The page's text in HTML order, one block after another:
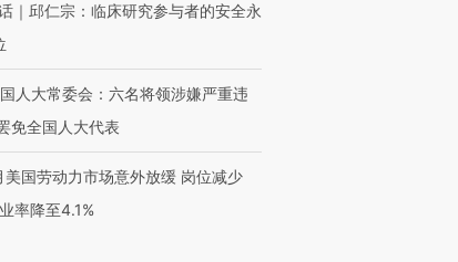
｜邱仁宗：临床研究参与者的安全永
人大常委会：六名将领涉嫌严重违
免全国人大代表
美国劳动力市场意外放缓 岗位减少
率降至4.1%